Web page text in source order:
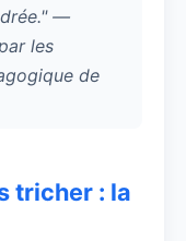
—
les
de
tricher : la